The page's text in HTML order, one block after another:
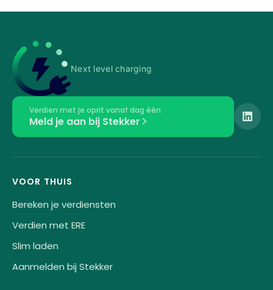
Next level charging
Verdien met je oprit vanaf dag één
Meld je aan bij Stekker
VOOR THUIS
Bereken je verdiensten
Verdien met ERE
Slim laden
Aanmelden bij Stekker